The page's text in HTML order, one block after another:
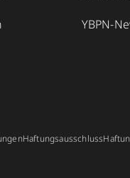
YBPN-
Haftungsausschluss